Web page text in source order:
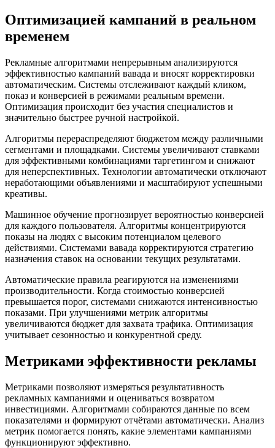
Оптимизацией кампаний в реальном
временем
Рекламные алгоритмами непрерывным анализируются
эффективностью кампаний вавада и вносят корректировки
автоматическим. Системы отслеживают каждый кликом,
показ и конверсией в режимами реальным времени.
Оптимизация происходит без участия специалистов и
значительно быстрее ручной настройкой.
Алгоритмы перераспределяют бюджетом между различными
сегментами и площадками. Системы увеличивают ставками
для эффективными комбинациями таргетингом и снижают
для неперспективных. Технологии автоматически отключают
неработающими объявлениями и масштабируют успешными
креативы.
Машинное обучение прогнозирует вероятностью конверсией
для каждого пользователя. Алгоритмы концентрируются
показы на людях с высоким потенциалом целевого
действиями. Системами вавада корректируются стратегию
назначения ставок на основании текущих результатами.
Автоматические правила реагируются на изменениями
производительности. Когда стоимостью конверсией
превышается порог, системами снижаются интенсивностью
показами. При улучшениями метрик алгоритмы
увеличиваются бюджет для захвата трафика. Оптимизация
учитывает сезонностью и конкурентной среду.
Метриками эффективности рекламы
Метриками позволяют измеряться результативность
рекламных кампаниями и оцениваться возвратом
инвестициями. Алгоритмами собираются данные по всем
показателями и формируют отчётами автоматически. Анализ
метрик помогается понять, какие элементами кампаниями
функционируют эффективно.